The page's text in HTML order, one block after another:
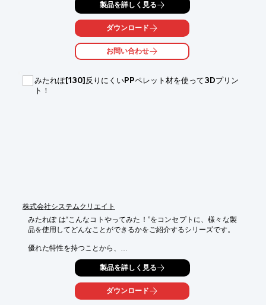
しかし、一般的な成形材料と比べると、まだ選択肢は多くないの
その背景の一つに、材料ごとの造形難易度の高さがあります。
樹脂特性の影響など、FDM方式では造形が難しいという材料も少
なくありません。
POMフィラメントをご提供いただきました。
※下記ボタンより資料をダウンロード頂けます。
製品を詳しく見る
ダウンロード
お問い合わせ
みたれぽ[130]反りにくいPPペレット材を使って3Dプリン
ト！
株式会社システムクリエイト
みたれぽ は“こんなコトやってみた！”をコンセプトに、様々な製
品を使用してどんなことができるかをご紹介するシリーズです。
優れた特性を持つことから、
さまざまな実製品に使用されているポリプロピレン（PP）。
一方で、3Dプリンタで活用する場合には、
反りやテーブル密着性といった課題があり、
造形難易度の高い材料として知られています。
製品を詳しく見る
ダウンロード